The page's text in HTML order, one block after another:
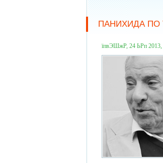
ПАНИХИДА
їпвЭШжР, 24 ЬРп 2013,